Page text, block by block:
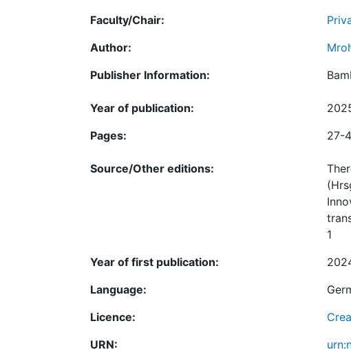
Faculty/Chair:
Author:
Publisher Information:
Year of publication:
Pages:
27-
Source/Other editions:
1
Year of first publication:
Language:
Licence:
URN: